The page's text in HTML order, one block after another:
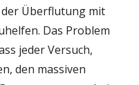
Überflutung mit
Das Problem
jeder Versuch,
den massiven